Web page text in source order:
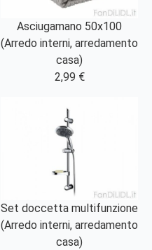
Asciugamano 50x100
(Arredo interni, arredamento
casa)
2,99 €
Set doccetta multifunzione
(Arredo interni, arredamento
casa)